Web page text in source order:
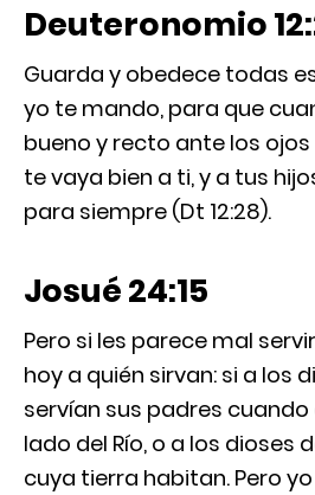
Deuteronomio
Guarda y obedece todas
yo te mando, para que
bueno y recto ante los ojos
te vaya bien a ti, y a tus
para siempre (Dt 12:28).
Josué 24:15
Pero si les parece mal
hoy a quién sirvan: si a los
servían sus padres
lado del Río, o a los dioses
cuya tierra habitan. Pero